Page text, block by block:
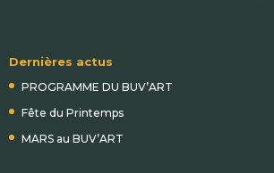
Dernières actus
PROGRAMME DU BUV’ART
Fête du Printemps
MARS au BUV’ART